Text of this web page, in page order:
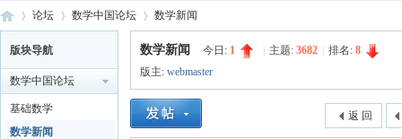
数 »
论坛
›
数学中国论坛
›
数学新闻
版块导航
数学中国论坛
基础数学
数学新闻
数学新闻 今日: 1 主题: 3682 排名: 8
版主: webmaster
返 回